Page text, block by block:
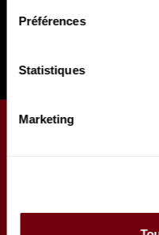
Préférences
Statistiques
Marketing
ARTICLE
À la croisée du jazz,
Neïma Naouri incarne